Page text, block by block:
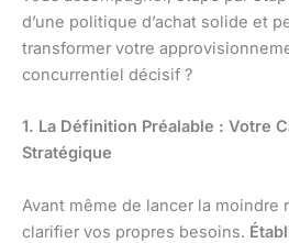
d’une politique d’achat solide et
transformer votre
concurrentiel décisif ?
1. La Définition Préalable : Votre
Stratégique
Avant même de lancer la moindre
clarifier vos propres besoins.